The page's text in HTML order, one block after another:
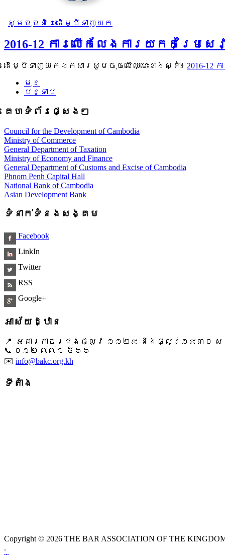
សូមចុចទីនេះដើម្បីទាញយក
2016-12 ការលើកលែងការយកកម្រ
ដើម្បីទាញយកឯកសារសូមចុចលើឈ្មោះខាងស្តាំ៖ 2016-
មុន
បន្ទាប់
គេហទំព័រផ្សេងៗ
Council for the Development of Cambodia
Ministry of Commerce
General Department of Taxation
Ministry of Economy and Finance
General Department of Customs and Excise of Cambodia
Phnom Penh Capital Hall
National Bank of Cambodia
Asian Development Bank
ទំនាក់ទំនងសង្គម
Facebook
LinkIn
Twitter
RSS
Google+
អាស័យដ្ឋាន
📍 អគារកាច់ជ្រុងផ្លូវ ១១២៩ និងផ្លូវ១៩៣០ ស
📞 ​០១២ ៧៧១ ៥៦៦
✉️ info@bakc.org.kh
ទីតាំង
Copyright © 2026 THE BAR ASSOCIATION OF THE
.